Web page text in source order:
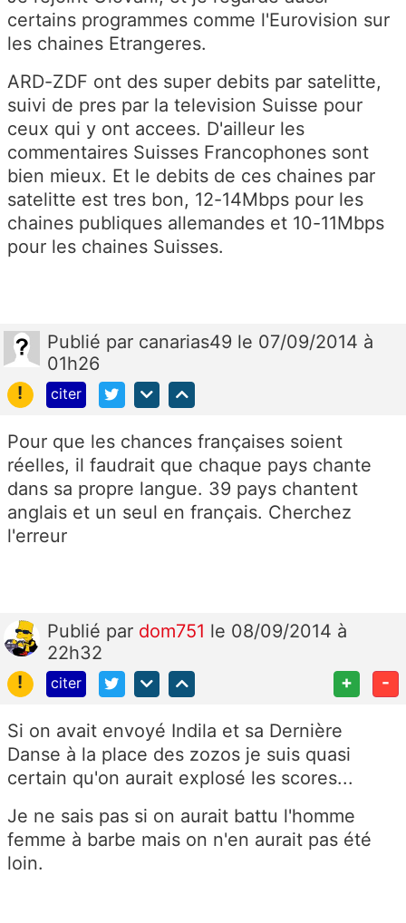
certains programmes comme l'Eurovision sur
les chaines Etrangeres.
ARD-ZDF ont des super debits par satelitte,
suivi de pres par la television Suisse pour
ceux qui y ont accees. D'ailleur les
commentaires Suisses Francophones sont
bien mieux. Et le debits de ces chaines par
satelitte est tres bon, 12-14Mbps pour les
chaines publiques allemandes et 10-11Mbps
pour les chaines Suisses.
Publié par canarias49 le 07/09/2014 à
01h26
!
citer
Pour que les chances françaises soient
réelles, il faudrait que chaque pays chante
dans sa propre langue. 39 pays chantent
anglais et un seul en français. Cherchez
l'erreur
Publié par dom751 le 08/09/2014 à
22h32
!
citer + -
Si on avait envoyé Indila et sa Dernière
Danse à la place des zozos je suis quasi
certain qu'on aurait explosé les scores...
Je ne sais pas si on aurait battu l'homme
femme à barbe mais on n'en aurait pas été
loin.